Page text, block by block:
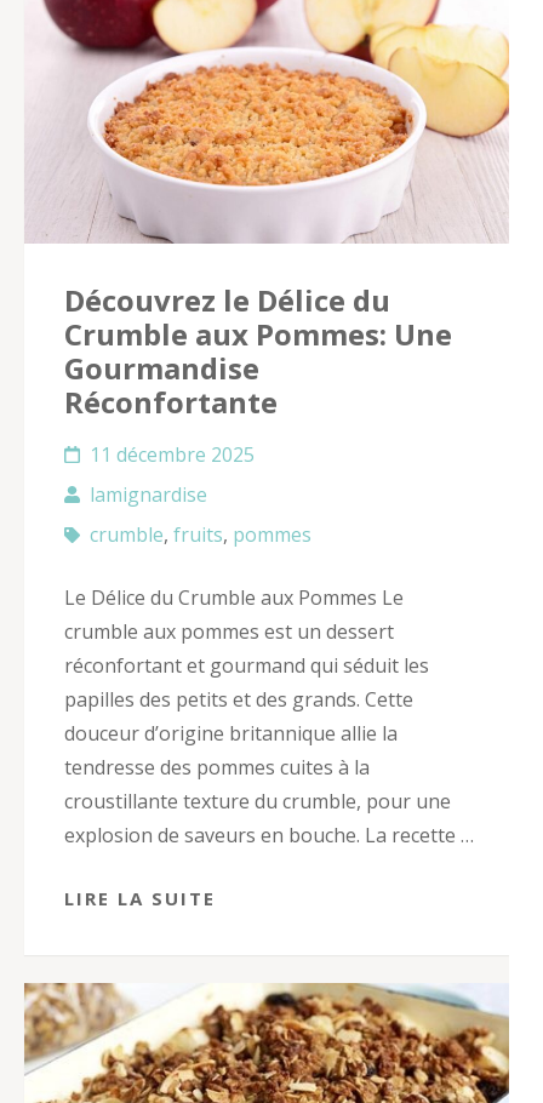
Découvrez le Délice du
Crumble aux Pommes: Une
Gourmandise
Réconfortante
11 décembre 2025
lamignardise
crumble, fruits, pommes
Le Délice du Crumble aux Pommes Le
crumble aux pommes est un dessert
réconfortant et gourmand qui séduit les
papilles des petits et des grands. Cette
douceur d’origine britannique allie la
tendresse des pommes cuites à la
croustillante texture du crumble, pour une
explosion de saveurs en bouche. La recette …
LIRE LA SUITE